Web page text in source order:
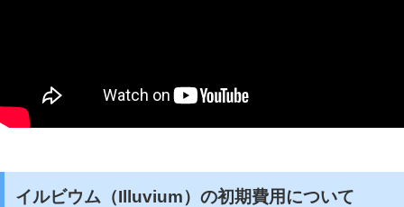
イルビウム（Illuvium）の初期費用について